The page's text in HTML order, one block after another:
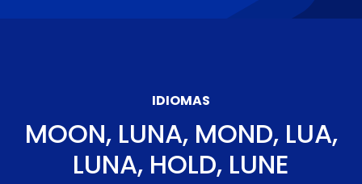
IDIOMAS
MOON, LUNA, MOND, LUA,
LUNA, HOLD, LUNE